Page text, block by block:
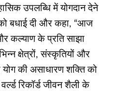
उपलब्धि में योगदान देने
बधाई दी और कहा, “आज
कल्याण के प्रति साझा
क्षेत्रों, संस्कृतियों और
की असाधारण शक्ति को
रिकॉर्ड जीवन शैली के